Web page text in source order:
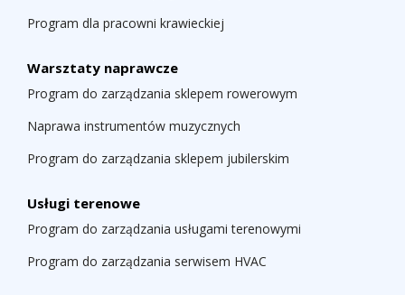
Program dla pracowni krawieckiej
Warsztaty naprawcze
Program do zarządzania sklepem rowerowym
Naprawa instrumentów muzycznych
Program do zarządzania sklepem jubilerskim
Usługi terenowe
Program do zarządzania usługami terenowymi
Program do zarządzania serwisem HVAC